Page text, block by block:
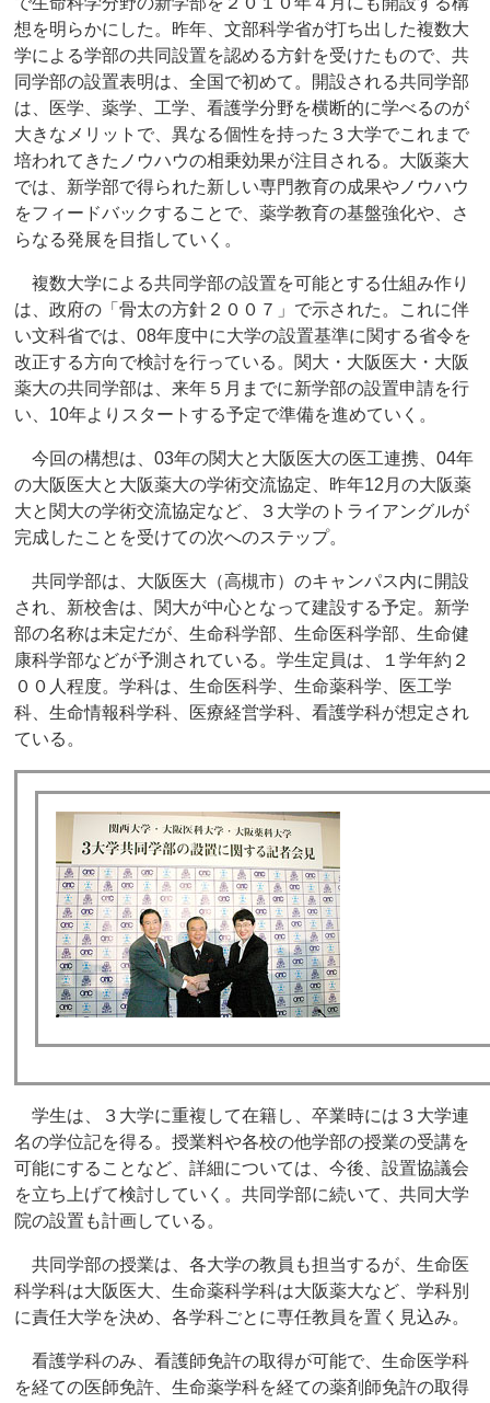
想を明らかにした。昨年、文部科学省が打ち出した複数大
学による学部の共同設置を認める方針を受けたもので、共
同学部の設置表明は、全国で初めて。開設される共同学部
は、医学、薬学、工学、看護学分野を横断的に学べるのが
大きなメリットで、異なる個性を持った３大学でこれまで
培われてきたノウハウの相乗効果が注目される。大阪薬大
では、新学部で得られた新しい専門教育の成果やノウハウ
をフィードバックすることで、薬学教育の基盤強化や、さ
らなる発展を目指していく。
複数大学による共同学部の設置を可能とする仕組み作り
は、政府の「骨太の方針２００７」で示された。これに伴
い文科省では、08年度中に大学の設置基準に関する省令を
改正する方向で検討を行っている。関大・大阪医大・大阪
薬大の共同学部は、来年５月までに新学部の設置申請を行
い、10年よりスタートする予定で準備を進めていく。
今回の構想は、03年の関大と大阪医大の医工連携、04年
の大阪医大と大阪薬大の学術交流協定、昨年12月の大阪薬
大と関大の学術交流協定など、３大学のトライアングルが
完成したことを受けての次へのステップ。
共同学部は、大阪医大（高槻市）のキャンパス内に開設
され、新校舎は、関大が中心となって建設する予定。新学
部の名称は未定だが、生命科学部、生命医科学部、生命健
康科学部などが予測されている。学生定員は、１学年約２
００人程度。学科は、生命医科学、生命薬科学、医工学
科、生命情報科学科、医療経営学科、看護学科が想定され
ている。
学生は、３大学に重複して在籍し、卒業時には３大学連
名の学位記を得る。授業料や各校の他学部の授業の受講を
可能にすることなど、詳細については、今後、設置協議会
を立ち上げて検討していく。共同学部に続いて、共同大学
院の設置も計画している。
共同学部の授業は、各大学の教員も担当するが、生命医
科学科は大阪医大、生命薬科学科は大阪薬大など、学科別
に責任大学を決め、各学科ごとに専任教員を置く見込み。
看護学科のみ、看護師免許の取得が可能で、生命医学科
を経ての医師免許、生命薬学科を経ての薬剤師免許の取得